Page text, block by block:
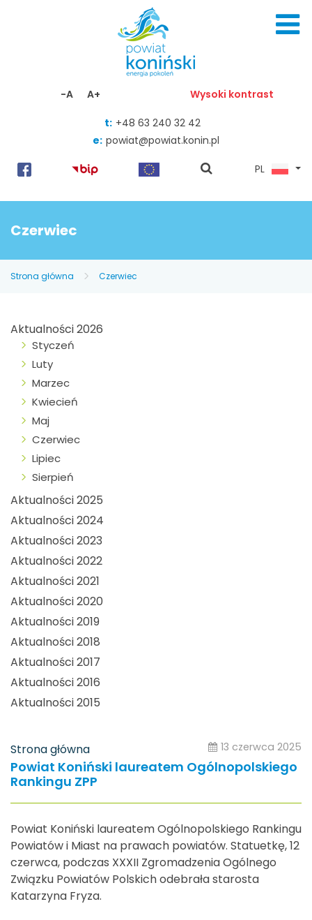
-A A+ Wysoki kontrast
t: +48 63 240 32 42
e: powiat@powiat.konin.pl
pokaż
PL
Czerwiec
Strona główna Czerwiec
Aktualności 2026
Styczeń
Luty
Marzec
Kwiecień
Maj
Czerwiec
Lipiec
Sierpień
Aktualności 2025
Aktualności 2024
Aktualności 2023
Aktualności 2022
Aktualności 2021
Aktualności 2020
Aktualności 2019
Aktualności 2018
Aktualności 2017
Aktualności 2016
Aktualności 2015
Strona główna 13 czerwca 2025
Powiat Koniński laureatem Ogólnopolskiego
Rankingu ZPP
Powiat Koniński laureatem Ogólnopolskiego Rankingu
Powiatów i Miast na prawach powiatów. Statuetkę, 12
czerwca, podczas XXXII Zgromadzenia Ogólnego
Związku Powiatów Polskich odebrała starosta
Katarzyna Fryza.